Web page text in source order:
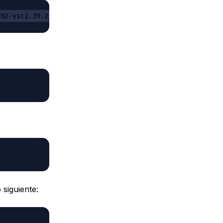
vsc1.39.2/code-server2.1692-vsc1.39.2-linux-